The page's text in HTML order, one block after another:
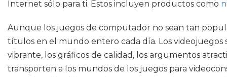
Internet sólo para ti. Estos incluyen productos como
Aunque los juegos de computador no sean tan
títulos en el mundo entero cada día. Los
vibrante, los gráficos de calidad, los argumentos
transporten a los mundos de los juegos para